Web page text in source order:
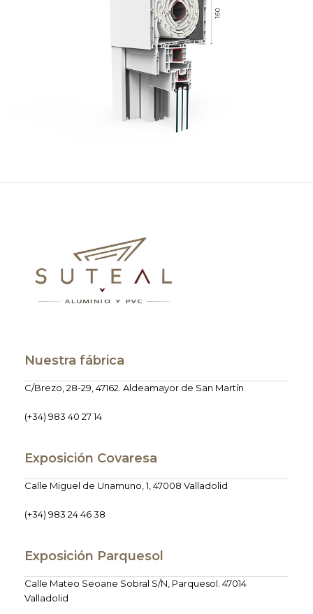
Nuestra fábrica
C/Brezo, 28-29, 47162. Aldeamayor de San Martín
(+34) 983 40 27 14
Exposición Covaresa
Calle Miguel de Unamuno, 1, 47008 Valladolid
(+34) 983 24 46 38
Exposición Parquesol
Calle Mateo Seoane Sobral S/N, Parquesol. 47014
Valladolid